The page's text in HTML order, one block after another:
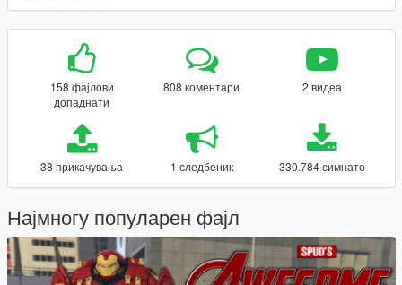
158 фајлови
допаднати
808 коментари 2 видеа
38 прикачувања 1 следбеник 330.784 симнато
Најмногу популарен фајл